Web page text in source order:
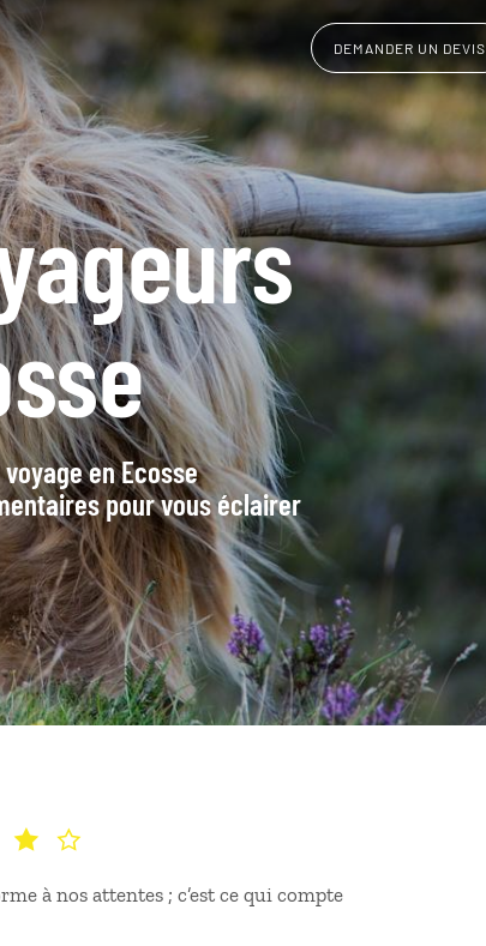
DEMANDER UN DEVIS
en Ecosse
pour vous éclairer
à nos attentes ; c’est ce qui compte